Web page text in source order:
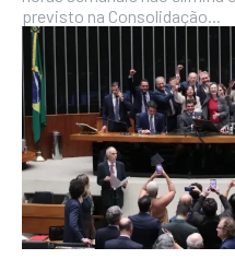
previsto na Consolidação...